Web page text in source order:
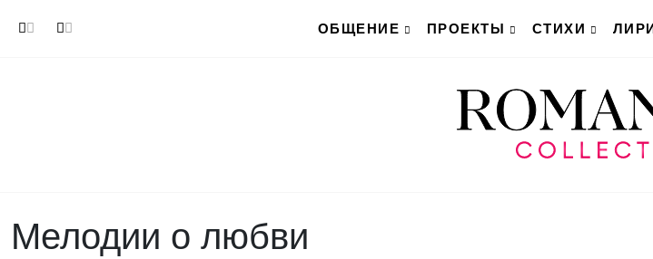
ОБЩЕНИЕ
ПРОЕКТЫ СТИХИ
Мелодии о любви